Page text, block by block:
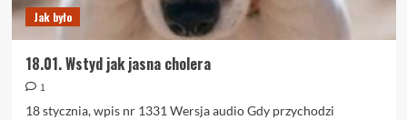
Jak było
18.01. Wstyd jak jasna cholera
1
18 stycznia, wpis nr 1331 Wersja audio Gdy przychodzi